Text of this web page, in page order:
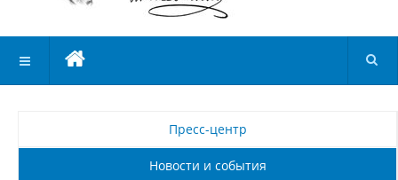
Пресс-центр
Новости и события